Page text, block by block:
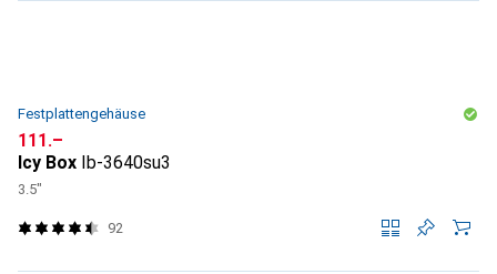
Festplattengehäuse
CHF
111.–
Icy Box Ib-3640su3
3.5"
92